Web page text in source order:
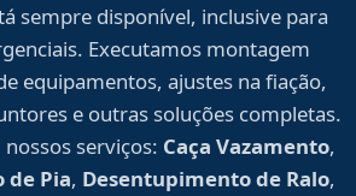
sempre disponível, inclusive para
Executamos montagem
equipamentos, ajustes na fiação,
e outras soluções completas.
serviços: Caça Vazamento,
de Pia, Desentupimento de Ralo,